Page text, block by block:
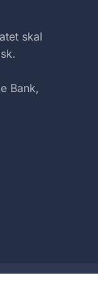
skal
Bank,